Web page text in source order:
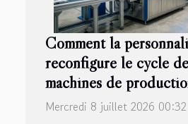
Comment la
reconfigure le cycle
machines de
Mercredi 8 juillet 2026 00:32